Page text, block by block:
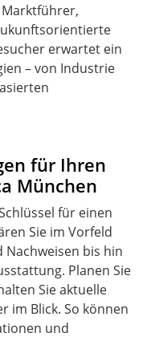
erwartet ein
– von Industrie
für Ihren
München
für einen
Sie im Vorfeld
Nachweisen bis hin
Planen Sie
Sie aktuelle
im Blick. So können
und